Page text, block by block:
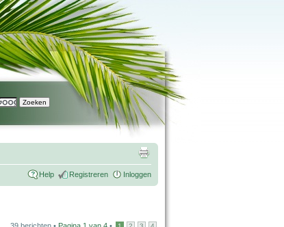
Help Registreren Inloggen